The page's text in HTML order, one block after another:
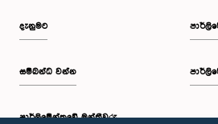
දැනුමට
සම්බන්ධ වන්න
පාර්ලි‌මේන්තුවේ මන්ත්‍රීවරු